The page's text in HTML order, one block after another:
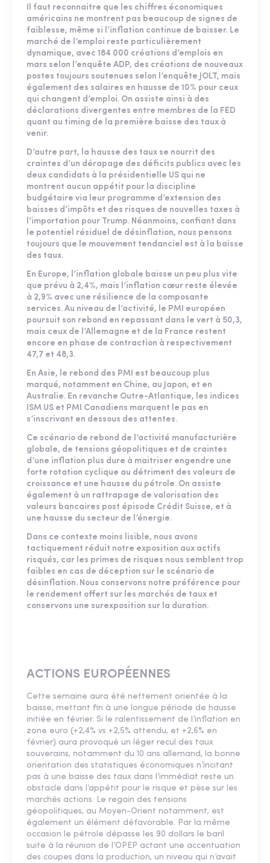
Il faut reconnaitre que les chiffres économiques
américains ne montrent pas beaucoup de signes de
faiblesse, même si l’inflation continue de baisser. Le
marché de l’emploi reste particulièrement
dynamique, avec 184 000 créations d’emplois en
mars selon l’enquête ADP, des créations de nouveaux
postes toujours soutenues selon l’enquête JOLT, mais
également des salaires en hausse de 10% pour ceux
qui changent d’emploi. On assiste ainsi à des
déclarations divergentes entre membres de la FED
quant au timing de la première baisse des taux à
venir.
D’autre part, la hausse des taux se nourrit des
craintes d’un dérapage des déficits publics avec les
deux candidats à la présidentielle US qui ne
montrent aucun appétit pour la discipline
budgétaire via leur programme d’extension des
baisses d’impôts et des risques de nouvelles taxes à
l’importation pour Trump. Néanmoins, confiant dans
le potentiel résiduel de désinflation, nous pensons
toujours que le mouvement tendanciel est à la baisse
des taux.
En Europe, l’inflation globale baisse un peu plus vite
que prévu à 2,4%, mais l’inflation cœur reste élevée
à 2,9% avec une résilience de la composante
services. Au niveau de l’activité, le PMI européen
poursuit son rebond en repassant dans le vert à 50,3,
mais ceux de l’Allemagne et de la France restent
encore en phase de contraction à respectivement
47,7 et 48,3.
En Asie, le rebond des PMI est beaucoup plus
marqué, notamment en Chine, au Japon, et en
Australie. En revanche Outre-Atlantique, les indices
ISM US et PMI Canadiens marquent le pas en
s’inscrivant en dessous des attentes.
Ce scénario de rebond de l’activité manufacturière
globale, de tensions géopolitiques et de craintes
d’une inflation plus dure à maitriser engendre une
forte rotation cyclique au détriment des valeurs de
croissance et une hausse du pétrole. On assiste
également à un rattrapage de valorisation des
valeurs bancaires post épisode Crédit Suisse, et à
une hausse du secteur de l’énergie.
Dans ce contexte moins lisible, nous avons
tactiquement réduit notre exposition aux actifs
risqués, car les primes de risques nous semblent trop
faibles en cas de déception sur le scénario de
désinflation. Nous conservons notre préférence pour
le rendement offert sur les marchés de taux et
conservons une surexposition sur la duration.
ACTIONS EUROPÉENNES
Cette semaine aura été nettement orientée à la
baisse, mettant fin à une longue période de hausse
initiée en février. Si le ralentissement de l’inflation en
zone euro (+2,4% vs +2,5% attendu, et +2,6% en
février) aura provoqué un léger recul des taux
souverains, notamment du 10 ans allemand, la bonne
orientation des statistiques économiques n’incitant
pas à une baisse des taux dans l’immédiat reste un
obstacle dans l’appétit pour le risque et pèse sur les
marchés actions. Le regain des tensions
géopolitiques, au Moyen-Orient notamment, est
également un élément défavorable. Par la même
occasion le pétrole dépasse les 90 dollars le baril
suite à la réunion de l’OPEP actant une accentuation
des coupes dans la production, un niveau qui n’avait